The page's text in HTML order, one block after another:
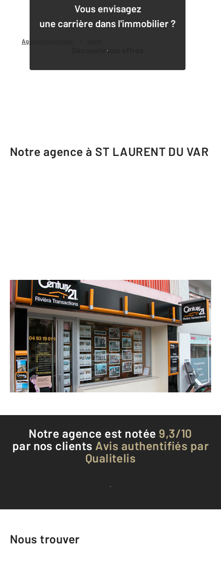
Agence immobilière
Vous envisagez
une carrière dans l'immobilier ?
Découvrir nos offres
1
Notre agence à ST LAURENT DU VAR
CENTURY 21 Rivièra Transactions
170 avenue du Général de Gaulle
ST LAURENT DU VAR - 06700
Envoyer un message
Téléphoner à l'agence
Notre agence est notée 9,3/10
par nos clients Avis authentifiés par
Qualitelis
Voir tous les avis clients
Nous trouver